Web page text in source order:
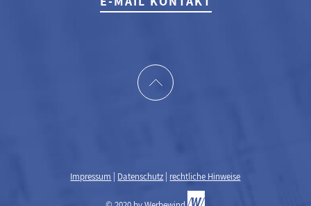
Impressum Datenschutz rechtliche Hinweise